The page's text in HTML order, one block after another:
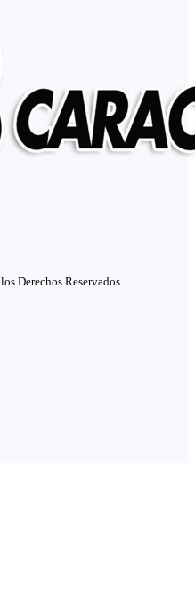
Derechos Reservados.